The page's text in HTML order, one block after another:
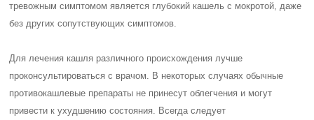
тревожным симптомом является глубокий кашель с мокротой, даже
без других сопутствующих симптомов.
Для лечения кашля различного происхождения лучше
проконсультироваться с врачом. В некоторых случаях обычные
противокашлевые препараты не принесут облегчения и могут
привести к ухудшению состояния. Всегда следует